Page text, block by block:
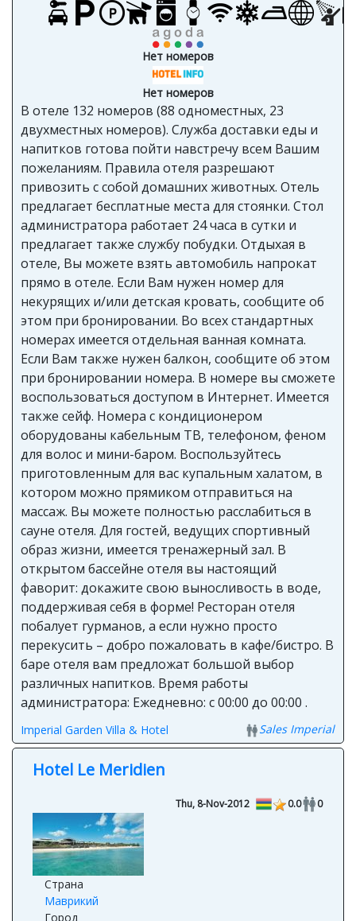
Нет номеров
Нет номеров
В отеле 132 номеров (88 одноместных, 23
двухместных номеров). Служба доставки еды и
напитков готова пойти навстречу всем Вашим
пожеланиям. Правила отеля разрешают
привозить с собой домашних животных. Отель
предлагает бесплатные места для стоянки. Стол
администратора работает 24 часа в сутки и
предлагает также службу побудки. Отдыхая в
отеле, Вы можете взять автомобиль напрокат
прямо в отеле. Если Вам нужен номер для
некурящих и/или детская кровать, сообщите об
этом при бронировании. Во всех стандартных
номерах имеется отдельная ванная комната.
Если Вам также нужен балкон, сообщите об этом
при бронировании номера. В номере вы сможете
воспользоваться доступом в Интернет. Имеется
также сейф. Номера с кондиционером
оборудованы кабельным ТВ, телефоном, феном
для волос и мини-баром. Воспользуйтесь
приготовленным для вас купальным халатом, в
котором можно прямиком отправиться на
массаж. Вы можете полностью расслабиться в
сауне отеля. Для гостей, ведущих спортивный
образ жизни, имеется тренажерный зал. В
открытом бассейне отеля вы настоящий
фаворит: докажите свою выносливость в воде,
поддерживая себя в форме! Ресторан отеля
побалует гурманов, а если нужно просто
перекусить – добро пожаловать в кафе/бистро. В
баре отеля вам предложат большой выбор
различных напитков. Время работы
администратора: Ежедневно: с 00:00 до 00:00 .
Imperial Garden Villa & Hotel Sales Imperial
Hotel Le Meridien
Thu, 8-Nov-2012 0.0 0
Страна
Маврикий
Город